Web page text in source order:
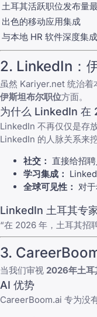
土耳其活跃职位发布量
出色的移动应用集成
与本地 HR 软件深度集成
2. LinkedIn：
虽然 Kariyer.net 统治着
伊斯坦布尔职位方面。
为什么 LinkedIn 在
LinkedIn 不再仅仅是存
LinkedIn 的人脉关系来挖
社交： 直接给招
学习集成：
全球可见性： 对
LinkedIn 土耳其专
“在 2026 年，土耳其招
3.
当我们审视 2026年土耳
AI 优势
CareerBoom.ai 专为没